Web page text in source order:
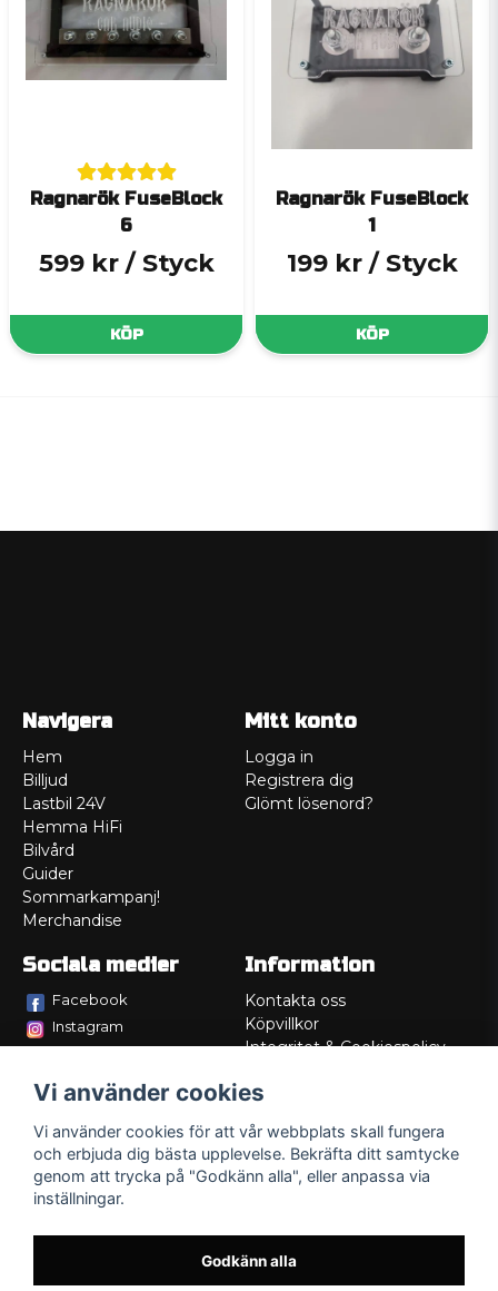
Ragnarök FuseBlock
6
599 kr / Styck
KÖP
Ragnarök FuseBlock
1
199 kr / Styck
KÖP
Navigera
Hem
Billjud
Lastbil 24V
Hemma HiFi
Bilvård
Guider
Sommarkampanj!
Merchandise
Mitt konto
Logga in
Registrera dig
Glömt lösenord?
Sociala medier
Facebook
Instagram
Information
Kontakta oss
Köpvillkor
Integritet & Cookiespolicy
Service/Garanti
Lådritning
Om oss
Vi använder cookies
Vi använder cookies för att vår webbplats skall fungera
och erbjuda dig bästa upplevelse. Bekräfta ditt samtycke
genom att trycka på "Godkänn alla", eller anpassa via
inställningar.
Godkänn alla